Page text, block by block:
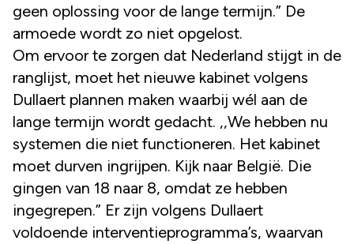
geen oplossing voor de lange termijn.” De
armoede wordt zo niet opgelost.
Om ervoor te zorgen dat Nederland stijgt in de
ranglijst, moet het nieuwe kabinet volgens
Dullaert plannen maken waarbij wél aan de
lange termijn wordt gedacht. ,,We hebben nu
systemen die niet functioneren. Het kabinet
moet durven ingrijpen. Kijk naar België. Die
gingen van 18 naar 8, omdat ze hebben
ingegrepen.” Er zijn volgens Dullaert
voldoende interventieprogramma’s, waarvan